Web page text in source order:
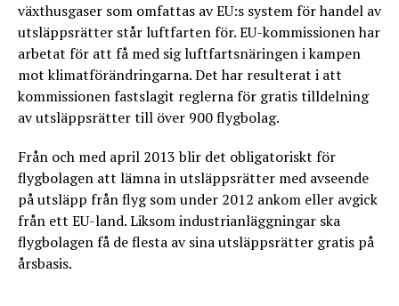
växthusgaser som omfattas av EU:s system för handel av
utsläppsrätter står luftfarten för. EU-kommissionen har
arbetat för att få med sig luftfartsnäringen i kampen
mot klimatförändringarna. Det har resulterat i att
kommissionen fastslagit reglerna för gratis tilldelning
av utsläppsrätter till över 900 flygbolag.
Från och med april 2013 blir det obligatoriskt för
flygbolagen att lämna in utsläppsrätter med avseende
på utsläpp från flyg som under 2012 ankom eller avgick
från ett EU-land. Liksom industrianläggningar ska
flygbolagen få de flesta av sina utsläppsrätter gratis på
årsbasis.